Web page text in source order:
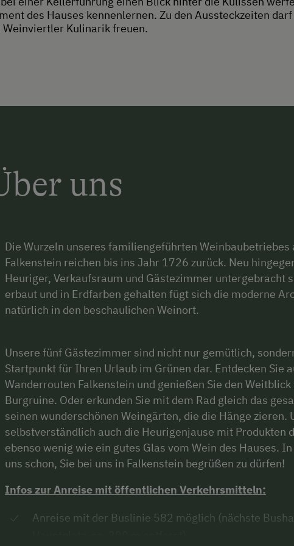
des Hauses kennenlernen. Zu den Aussteckzeiten
Kulinarik freuen.
uns
Die Wurzeln unseres familiengeführten
Falkenstein reichen bis ins Jahr 1726 zurück. Neu
Heuriger, Verkaufsraum und Gästezimmer untergebracht
erbaut und in Erdfarben gehalten fügt sich die moderne
natürlich in den beschaulichen Weinort.
Unsere fünf Gästezimmer sind nicht nur gemütlich,
Startpunkt für Ihren Urlaub im Grünen dar. Entdecken Sie
Wanderrouten Falkenstein und genießen Sie den
Burgruine. Oder erkunden Sie mit dem Rad gleich das
seinen wunderschönen Weingärten, die die Hänge zieren.
selbstverständlich auch die Heurigenjause mit Produkten
ebenso wenig wie ein gutes Glas vom Wein des Hauses.
uns schon, Sie bei uns in Falkenstein begrüßen zu dürfen!
Infos zur Anreise mit öffentlichen Verkehrsmitteln:
Anreise mit der Buslinie 582 möglich (nächste